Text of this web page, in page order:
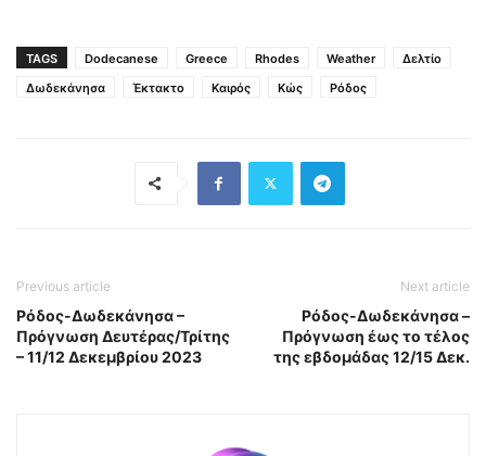
TAGS Dodecanese Greece Rhodes Weather
Δελτίο
Δωδεκάνησα
Έκτακτο Καιρός Κώς Ρόδος
Previous article
Ρόδος-Δωδεκάνησα –
Πρόγνωση Δευτέρας/Τρίτης
– 11/12 Δεκεμβρίου 2023
Next article
Ρόδος-Δωδεκάνησα –
Πρόγνωση έως το τέλος
της εβδομάδας 12/15 Δεκ.